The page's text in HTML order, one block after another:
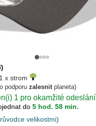
x strom
podporu zalesnitplaneta)
1 pro okamžité odeslání
do 5 hod. 58 min.
velikostmi)